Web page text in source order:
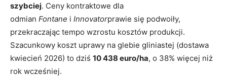
szybciej. Ceny kontraktowe dla
odmian Fontane i Innovatorprawie się podwoiły,
przekraczając tempo wzrostu kosztów produkcji.
Szacunkowy koszt uprawy na glebie gliniastej (dostawa
kwiecień 2026) to dziś 10 438 euro/ha, o 38% więcej niż
rok wcześniej.